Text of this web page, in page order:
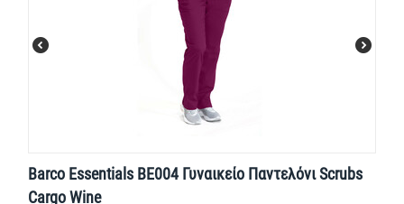
Barco Essentials BE004 Γυναικείο Παντελόνι Scrubs
Cargo Wine